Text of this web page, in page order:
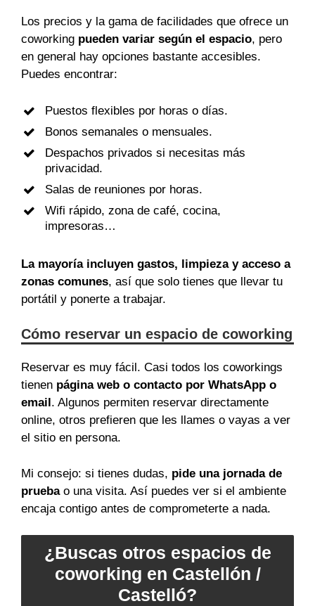
Los precios y la gama de facilidades que ofrece un
coworking pueden variar según el espacio, pero
en general hay opciones bastante accesibles.
Puedes encontrar:
Puestos flexibles por horas o días.
Bonos semanales o mensuales.
Despachos privados si necesitas más
privacidad.
Salas de reuniones por horas.
Wifi rápido, zona de café, cocina,
impresoras…
La mayoría incluyen gastos, limpieza y acceso a
zonas comunes, así que solo tienes que llevar tu
portátil y ponerte a trabajar.
Cómo reservar un espacio de coworking
Reservar es muy fácil. Casi todos los coworkings
tienen página web o contacto por WhatsApp o
email . Algunos permiten reservar directamente
online, otros prefieren que les llames o vayas a ver
el sitio en persona.
Mi consejo: si tienes dudas, pide una jornada de
pruebao una visita. Así puedes ver si el ambiente
encaja contigo antes de comprometerte a nada.
¿Buscas otros espacios de
coworking en Castellón /
Castelló?